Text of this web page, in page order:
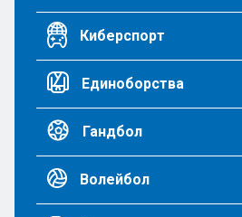
Киберспорт
Единоборства
Гандбол
Волейбол